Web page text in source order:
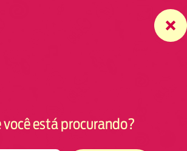
você está procurando?